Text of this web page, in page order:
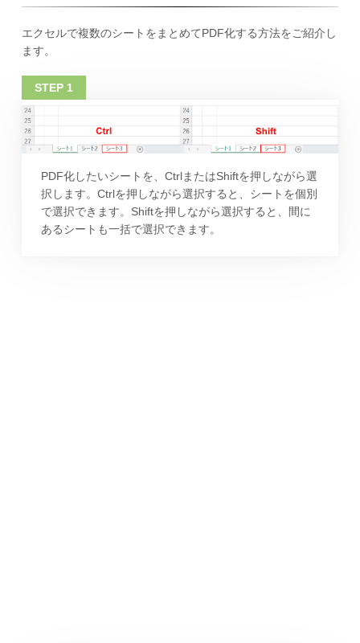
エクセルで複数のシートをまとめてPDF化する方法をご紹介し
ます。
PDF化したいシートを、CtrlまたはShiftを押しながら選
択します。Ctrlを押しながら選択すると、シートを個別
で選択できます。Shiftを押しながら選択すると、間に
あるシートも一括で選択できます。